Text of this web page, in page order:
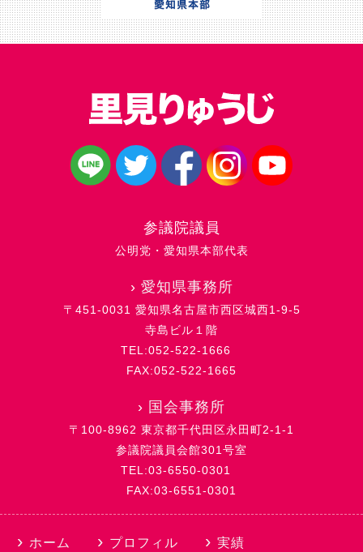
参議院議員
公明党・愛知県本部代表
› 愛知県事務所
〒451-0031 愛知県名古屋市西区城西1-9-5
寺島ビル１階
TEL:052-522-1666
FAX:052-522-1665
› 国会事務所
〒100-8962 東京都千代田区永田町2-1-1
参議院議員会館301号室
TEL:03-6550-0301
FAX:03-6551-0301
ホーム プロフィル 実績